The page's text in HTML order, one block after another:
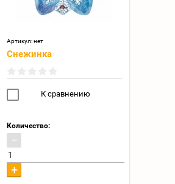
Артикул:нет
Снежинка
К сравнению
Количество:
−
+